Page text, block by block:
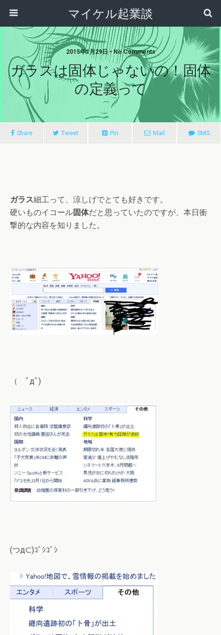
マイケル起業談
2015年1月29日 • No Comments
ガラスは固体じゃないの！固体
の定義って
Share Tweet Pin Mail SMS
ガラス細工って、涼しげでとても好きです。
硬いものイコール固体だと思っていたのですが、本日衝
撃的な内容を知りました。
（ ﾟдﾟ)
(つд⊂)ｺﾞｼｺﾞｼ